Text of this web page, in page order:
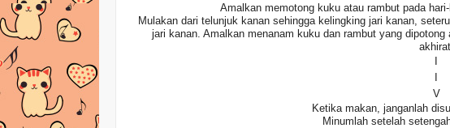
Amalkan memotong kuku atau rambut pada
Mulakan dari telunjuk kanan sehingga kelingking jari kanan,
jari kanan. Amalkan menanam kuku dan rambut yang
akhirat.
I
I
V
Ketika makan, janganlah
Minumlah setelah